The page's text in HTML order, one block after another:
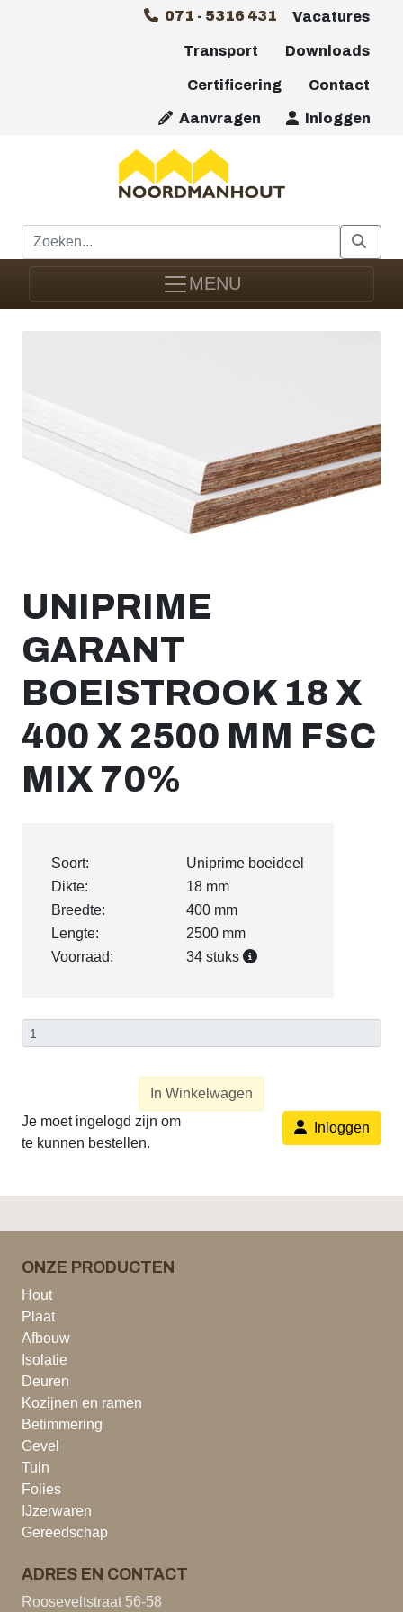
071 - 5316 431 Vacatures
Transport Downloads
Certificering Contact
Aanvragen Inloggen
MENU
UNIPRIME
GARANT
BOEISTROOK 18 X
400 X 2500 MM FSC
MIX 70%
Soort:
Uniprime boeideel
Dikte:
18 mm
Breedte:
400 mm
Lengte:
2500 mm
Voorraad:
34 stuks
In Winkelwagen
Je moet ingelogd zijn om
te kunnen bestellen.
Inloggen
ONZE PRODUCTEN
Hout
Plaat
Afbouw
Isolatie
Deuren
Kozijnen en ramen
Betimmering
Gevel
Tuin
Folies
IJzerwaren
Gereedschap
ADRES EN CONTACT
Rooseveltstraat 56-58